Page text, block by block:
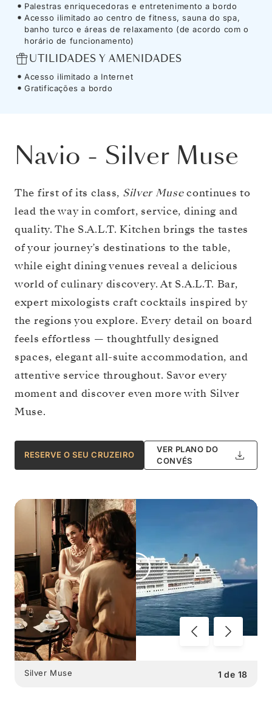
Palestras enriquecedoras e entretenimento a bordo
Acesso ilimitado ao centro de fitness, sauna do spa,
banho turco e áreas de relaxamento (de acordo com o
horário de funcionamento)
UTILIDADES Y AMENIDADES
Acesso ilimitado a Internet
Gratificações a bordo
Navio - Silver Muse
The first of its class, Silver Musecontinues to
lead the way in comfort, service, dining and
quality. The S.A.L.T. Kitchen brings the tastes
of your journey’s destinations to the table,
while eight dining venues reveal a delicious
world of culinary discovery. At S.A.L.T. Bar,
expert mixologists craft cocktails inspired by
the regions you explore. Every detail on board
feels effortless — thoughtfully designed
spaces, elegant all-suite accommodation, and
attentive service throughout. Savor every
moment and discover even more with Silver
Muse.
RESERVE O SEU CRUZEIRO
VER PLANO DO
CONVÉS
1 de 18
Silver Muse